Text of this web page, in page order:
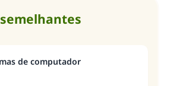
de computador